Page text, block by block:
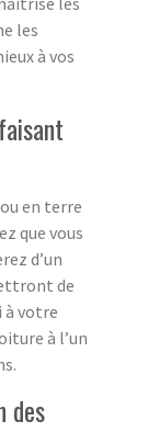
les
à vos
en terre
que vous
d’un
de
à votre
à l’un
des